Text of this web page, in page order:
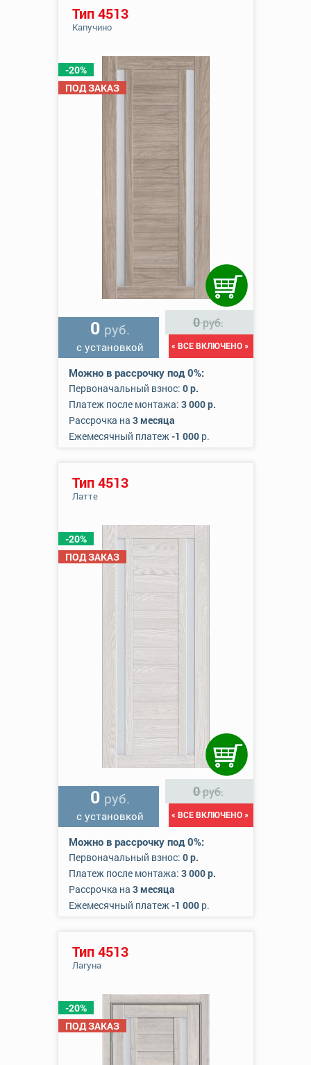
-20%
ПОД ЗАКАЗ
Тип 4513
Капучино
0 руб.
с установкой
0руб.
« ВСЕ ВКЛЮЧЕНО »
Можно в рассрочку под 0%:
Первоначальный взнос: 0 р.
Платеж после монтажа: 3 000 р.
Рассрочка на 3 месяца
Ежемесячный платеж-1 000р.
-20%
ПОД ЗАКАЗ
Тип 4513
Латте
0 руб.
с установкой
0руб.
« ВСЕ ВКЛЮЧЕНО »
Можно в рассрочку под 0%:
Первоначальный взнос: 0 р.
Платеж после монтажа: 3 000 р.
Рассрочка на 3 месяца
Ежемесячный платеж-1 000р.
-20%
ПОД ЗАКАЗ
Тип 4513
Лагуна